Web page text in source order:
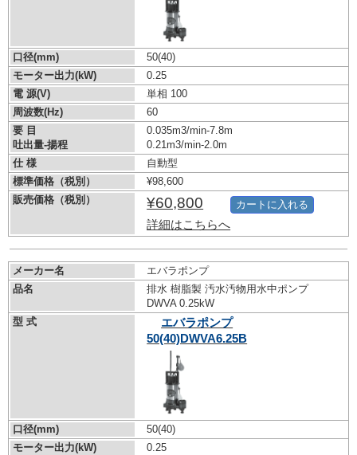
口径(mm)
50(40)
モーター出力(kW)
0.25
電 源(V)
単相 100
周波数(Hz)
60
要 目
吐出量-揚程
0.035m3/min-7.8m
0.21m3/min-2.0m
仕 様
自動型
標準価格（税別）
¥98,600
販売価格（税別）
¥60,800
詳細はこちらへ
カートに入れる
メーカー名
エバラポンプ
品名
排水 樹脂製 汚水汚物用水中ポンプ
DWVA 0.25kW
型 式
エバラポンプ
50(40)DWVA6.25B
口径(mm)
50(40)
モーター出力(kW)
0.25